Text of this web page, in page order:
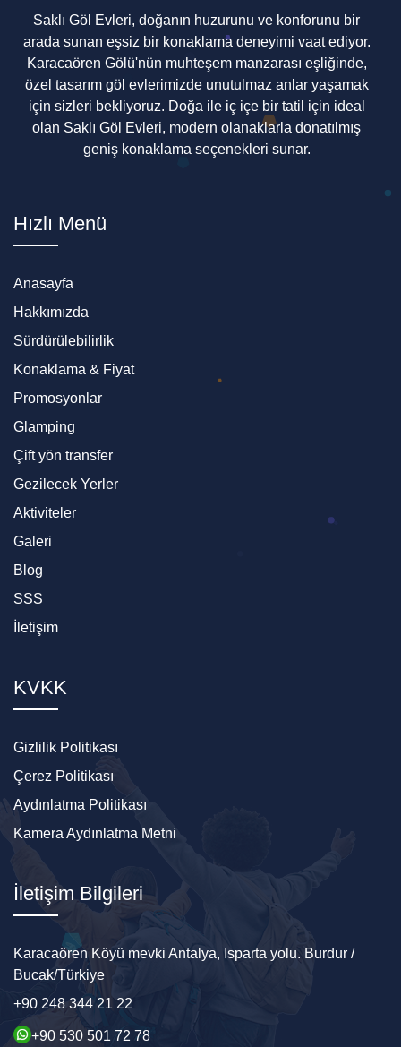
Saklı Göl Evleri, doğanın huzurunu ve konforunu bir
arada sunan eşsiz bir konaklama deneyimi vaat ediyor.
Karacaören Gölü'nün muhteşem manzarası eşliğinde,
özel tasarım göl evlerimizde unutulmaz anlar yaşamak
için sizleri bekliyoruz. Doğa ile iç içe bir tatil için ideal
olan Saklı Göl Evleri, modern olanaklarla donatılmış
geniş konaklama seçenekleri sunar.
Hızlı Menü
Anasayfa
Hakkımızda
Sürdürülebilirlik
Konaklama & Fiyat
Promosyonlar
Glamping
Çift yön transfer
Gezilecek Yerler
Aktiviteler
Galeri
Blog
SSS
İletişim
KVKK
Gizlilik Politikası
Çerez Politikası
Aydınlatma Politikası
Kamera Aydınlatma Metni
İletişim Bilgileri
Karacaören Köyü mevki Antalya, Isparta yolu. Burdur /
Bucak/Türkiye
+90 248 344 21 22
+90 530 501 72 78